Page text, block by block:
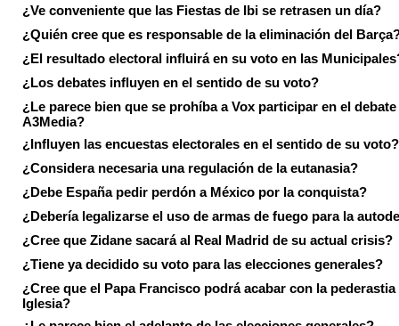
¿Ve conveniente que las Fiestas de Ibi se retrasen un día?
¿Quién cree que es responsable de la eliminación del
¿El resultado electoral influirá en su voto en las
¿Los debates influyen en el sentido de su voto?
¿Le parece bien que se prohíba a Vox participar en el debate
A3Media?
¿Influyen las encuestas electorales en el sentido de su voto?
¿Considera necesaria una regulación de la eutanasia?
¿Debe España pedir perdón a México por la conquista?
¿Debería legalizarse el uso de armas de fuego para la
¿Cree que Zidane sacará al Real Madrid de su actual crisis?
¿Tiene ya decidido su voto para las elecciones generales?
¿Cree que el Papa Francisco podrá acabar con la pederastia
Iglesia?